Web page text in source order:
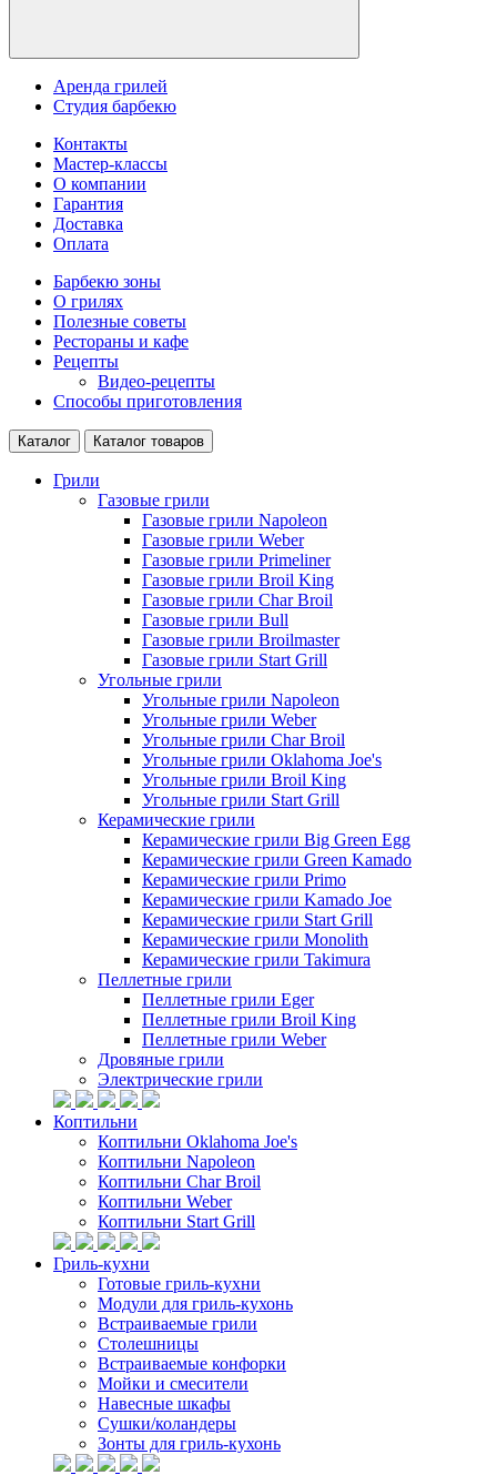
Аренда грилей
Студия барбекю
Контакты
Мастер-классы
О компании
Гарантия
Доставка
Оплата
Барбекю зоны
О грилях
Полезные советы
Рестораны и кафе
Рецепты
Видео-рецепты
Способы приготовления
Каталог Каталог товаров
Грили
Газовые грили
Газовые грили Napoleon
Газовые грили Weber
Газовые грили Primeliner
Газовые грили Broil King
Газовые грили Char Broil
Газовые грили Bull
Газовые грили Broilmaster
Газовые грили Start Grill
Угольные грили
Угольные грили Napoleon
Угольные грили Weber
Угольные грили Char Broil
Угольные грили Oklahoma Joe's
Угольные грили Broil King
Угольные грили Start Grill
Керамические грили
Керамические грили Big Green Egg
Керамические грили Green Kamado
Керамические грили Primo
Керамические грили Kamado Joe
Керамические грили Start Grill
Керамические грили Monolith
Керамические грили Takimura
Пеллетные грили
Пеллетные грили Eger
Пеллетные грили Broil King
Пеллетные грили Weber
Дровяные грили
Электрические грили
Коптильни
Коптильни Oklahoma Joe's
Коптильни Napoleon
Коптильни Char Broil
Коптильни Weber
Коптильни Start Grill
Гриль-кухни
Готовые гриль-кухни
Модули для гриль-кухонь
Встраиваемые грили
Столешницы
Встраиваемые конфорки
Мойки и смесители
Навесные шкафы
Сушки/коландеры
Зонты для гриль-кухонь